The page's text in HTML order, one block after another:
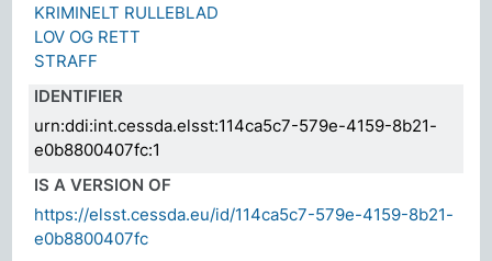
KRIMINELT RULLEBLAD
LOV OG RETT
STRAFF
IDENTIFIER
urn:ddi:int.cessda.elsst:114ca5c7-579e-4159-8b21-
e0b8800407fc:1
IS A VERSION OF
https://elsst.cessda.eu/id/114ca5c7-579e-4159-8b21-
e0b8800407fc